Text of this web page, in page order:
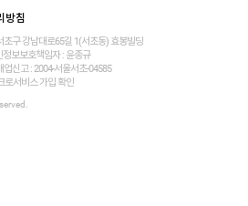
방침
초구 강남대로65길 1(서초동) 효봉빌딩
정보보호책임자 : 윤종규
업신고 : 2004-서울서초-04585
로서비스 가입 확인